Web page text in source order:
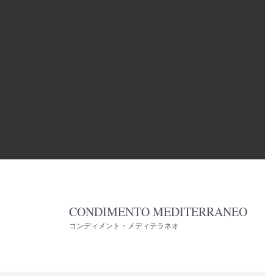
CONDIMENTO MEDITERRANEO
コンディメント・メディテラネオ